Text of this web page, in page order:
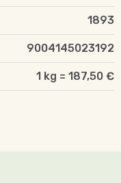
1893
9004145023192
1 kg = 187,50 €